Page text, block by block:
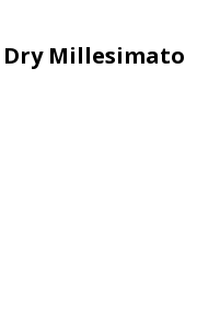
Dry Millesimato